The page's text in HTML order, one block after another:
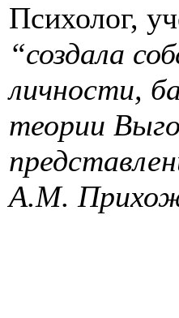
Психолог,
“создала
личности,
теории
А.М.